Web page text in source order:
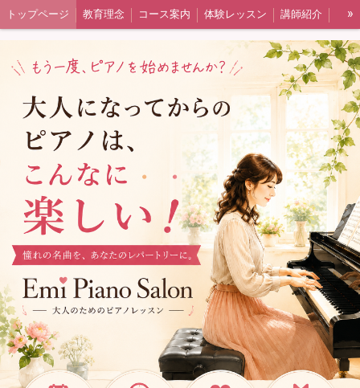
トップページ 教育理念 コース案内 体験レッスン 講師紹介
ピアノの選び方
ピアノ選びお問い合わせフォーム ギャラリー
»